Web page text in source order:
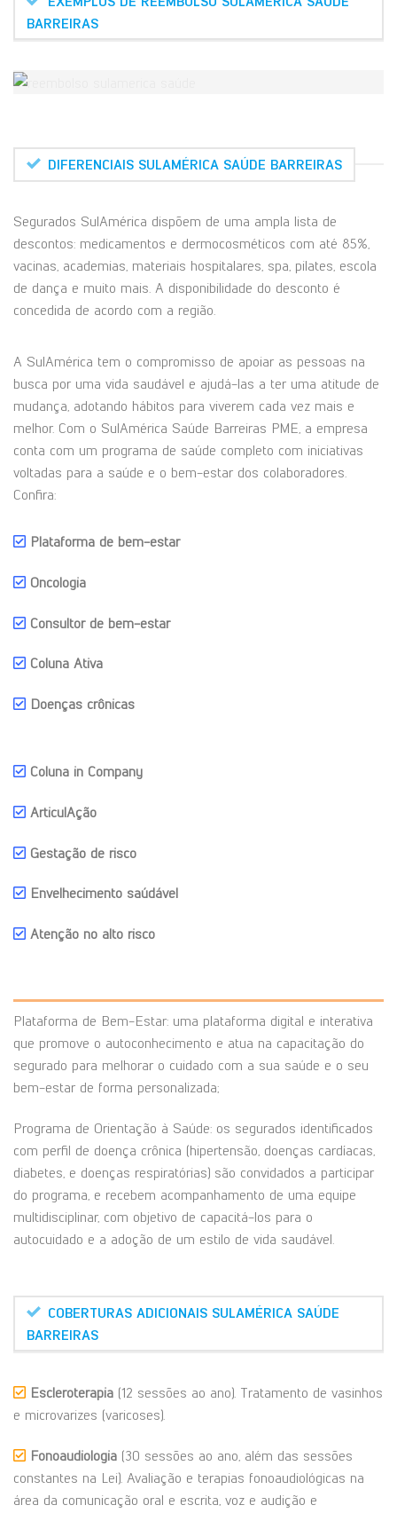
BARREIRAS
DIFERENCIAIS SULAMÉRICA SAÚDE BARREIRAS
Segurados SulAmérica dispõem de uma ampla lista de
descontos: medicamentos e dermocosméticos com até 85%,
vacinas, academias, materiais hospitalares, spa, pilates, escola
de dança e muito mais. A disponibilidade do desconto é
concedida de acordo com a região.
A SulAmérica tem o compromisso de apoiar as pessoas na
busca por uma vida saudável e ajudá-las a ter uma atitude de
mudança, adotando hábitos para viverem cada vez mais e
melhor. Com o SulAmérica Saúde Barreiras PME, a empresa
conta com um programa de saúde completo com iniciativas
voltadas para a saúde e o bem-estar dos colaboradores.
Confira:
Plataforma de bem-estar
Oncologia
Consultor de bem-estar
Coluna Ativa
Doenças crônicas
Coluna in Company
ArticulAção
Gestação de risco
Envelhecimento saúdável
Atenção no alto risco
Plataforma de Bem-Estar: uma plataforma digital e interativa
que promove o autoconhecimento e atua na capacitação do
segurado para melhorar o cuidado com a sua saúde e o seu
bem-estar de forma personalizada;
Programa de Orientação à Saúde: os segurados identificados
com perfil de doença crônica (hipertensão, doenças cardíacas,
diabetes, e doenças respiratórias) são convidados a participar
do programa, e recebem acompanhamento de uma equipe
multidisciplinar, com objetivo de capacitá-los para o
autocuidado e a adoção de um estilo de vida saudável.
COBERTURAS ADICIONAIS SULAMÉRICA SAÚDE
BARREIRAS
Escleroterapia (12 sessões ao ano). Tratamento de vasinhos
e microvarizes (varicoses).
Fonoaudiologia (30 sessões ao ano, além das sessões
constantes na Lei). Avaliação e terapias fonoaudiológicas na
área da comunicação oral e escrita, voz e audição e